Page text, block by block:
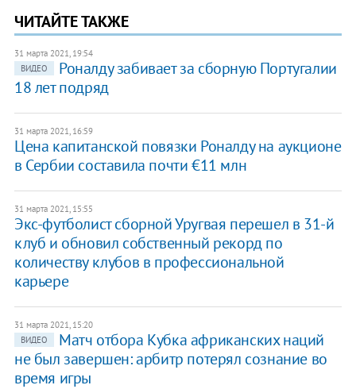
ЧИТАЙТЕ ТАКЖЕ
31 марта 2021, 19:54
ВИДЕО
Роналду забивает за сборную Португалии
18 лет подряд
31 марта 2021, 16:59
Цена капитанской повязки Роналду на аукционе
в Сербии составила почти €11 млн
31 марта 2021, 15:55
Экс-футболист сборной Уругвая перешел в 31-й
клуб и обновил собственный рекорд по
количеству клубов в профессиональной
карьере
31 марта 2021, 15:20
ВИДЕО
Матч отбора Кубка африканских наций
не был завершен: арбитр потерял сознание во
время игры